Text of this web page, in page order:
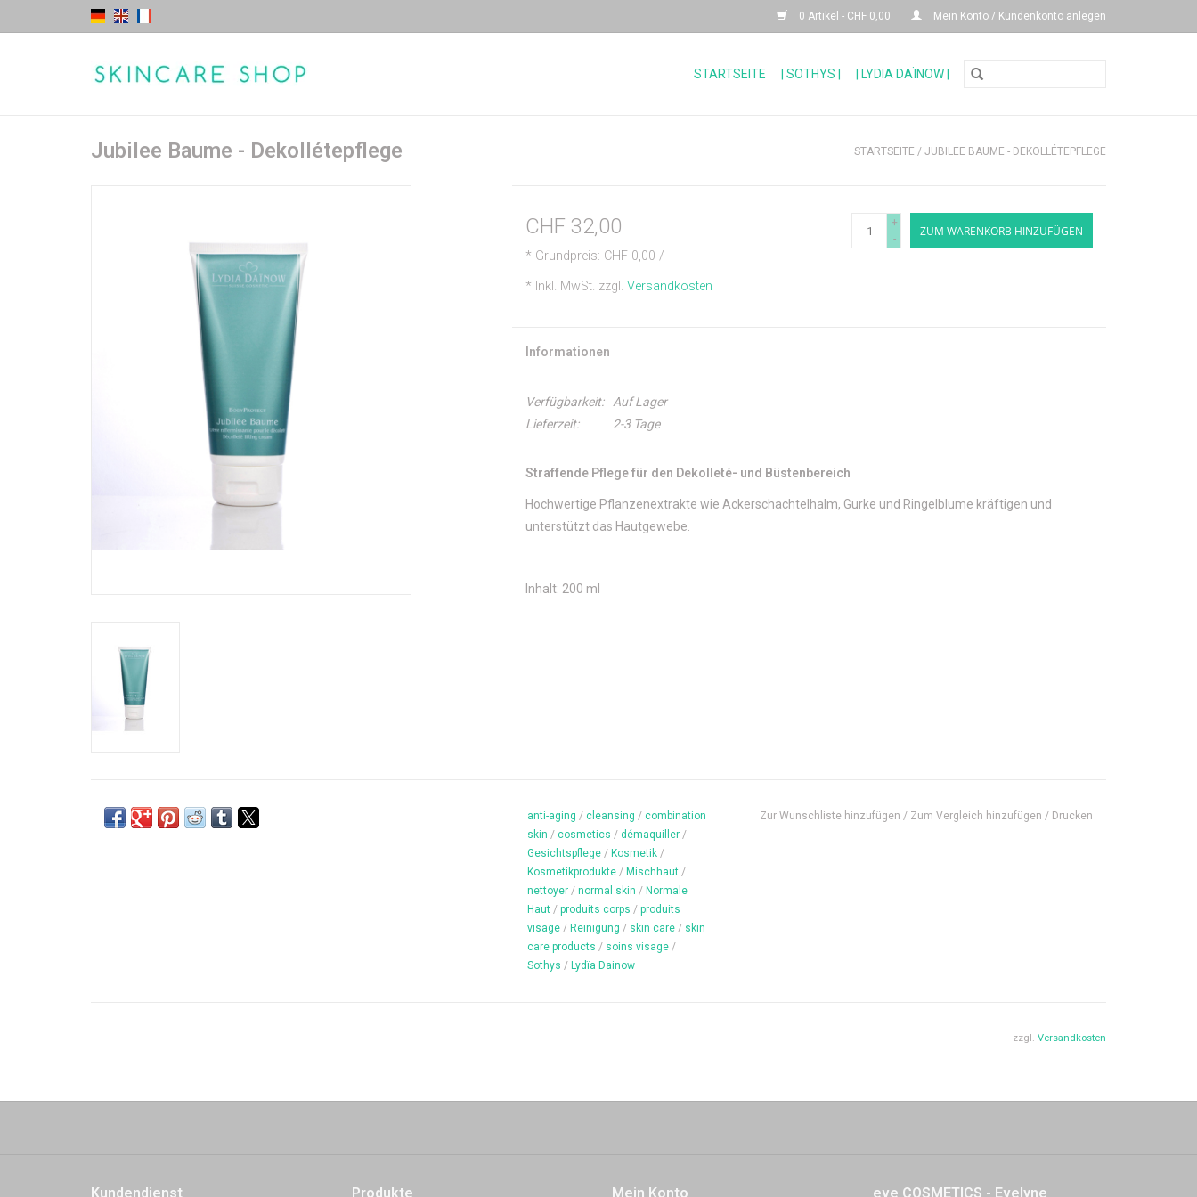
0 Artikel - CHF 0,00 Mein Konto / Kundenkonto anlegen
STARTSEITE | SOTHYS | | LYDIA DAÏNOW |
Jubilee Baume - Dekollétepflege STARTSEITE / JUBILEE BAUME - DEKOLLÉTEPFLEGE
CHF 32,00
* Grundpreis: CHF 0,00 /
* Inkl. MwSt. zzgl. Versandkosten
+
-
ZUM WARENKORB HINZUFÜGEN
Informationen
Verfügbarkeit:
Auf Lager
Lieferzeit:
2-3 Tage
Straffende Pflege für den Dekolleté- und Büstenbereich
Hochwertige Pflanzenextrakte wie Ackerschachtelhalm, Gurke und Ringelblume kräftigen und
unterstützt das Hautgewebe.
Inhalt: 200 ml
anti-aging / cleansing / combination
skin / cosmetics / démaquiller /
Gesichtspflege / Kosmetik /
Kosmetikprodukte / Mischhaut /
nettoyer / normal skin / Normale
Haut / produits corps / produits
visage / Reinigung / skin care / skin
care products / soins visage /
Sothys / Lydïa Dainow
Zur Wunschliste hinzufügen / Zum Vergleich hinzufügen / Drucken
zzgl. Versandkosten
Kundendienst Produkte Mein Konto eve COSMETICS - Evelyne